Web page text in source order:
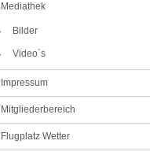
Mediathek
Bilder
Video´s
Impressum
Mitgliederbereich
Flugplatz Wetter